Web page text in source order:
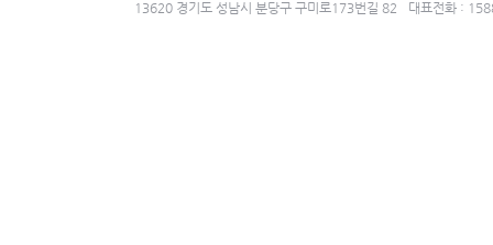
13620 경기도 성남시 분당구 구미로173번길 82 대표전화 :